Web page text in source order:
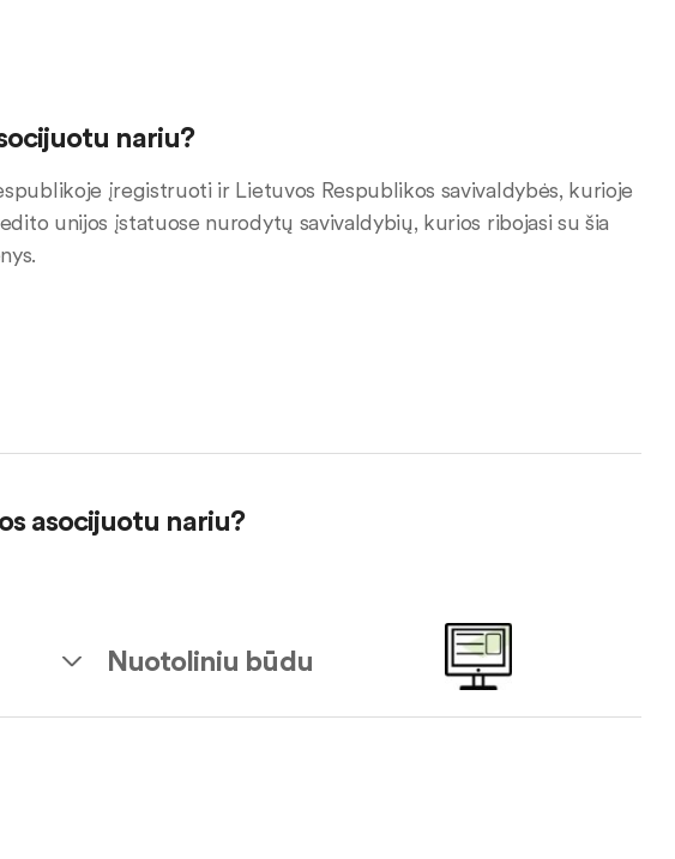
nariu?
įregistruoti ir Lietuvos Respublikos savivaldybės, kurioje
unijos įstatuose nurodytų savivaldybių, kurios ribojasi su šia
asocijuotu nariu?
Nuotoliniu būdu